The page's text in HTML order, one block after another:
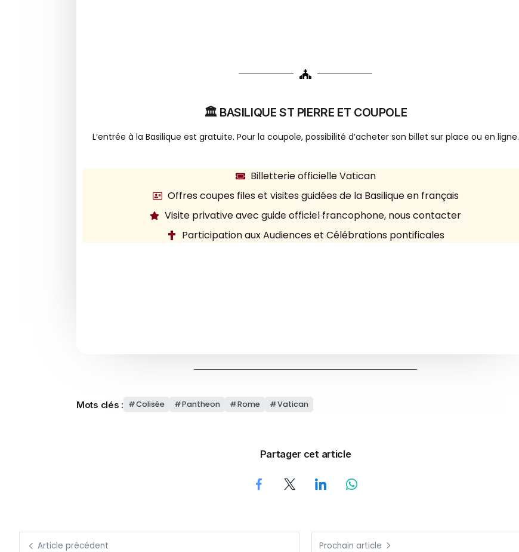
🏛️ BASILIQUE ST PIERRE ET COUPOLE
L’entrée à la Basilique est gratuite. Pour la coupole, possibilité d’acheter son billet sur place ou en ligne.
Billetterie officielle Vatican
Offres coupes files et visites guidées de la Basilique en français
Visite privative avec guide officiel francophone, nous contacter
Participation aux Audiences et Célébrations pontificales
Mots clés : Colisée Pantheon Rome Vatican
Partager cet article
Article précédent
Prochain article